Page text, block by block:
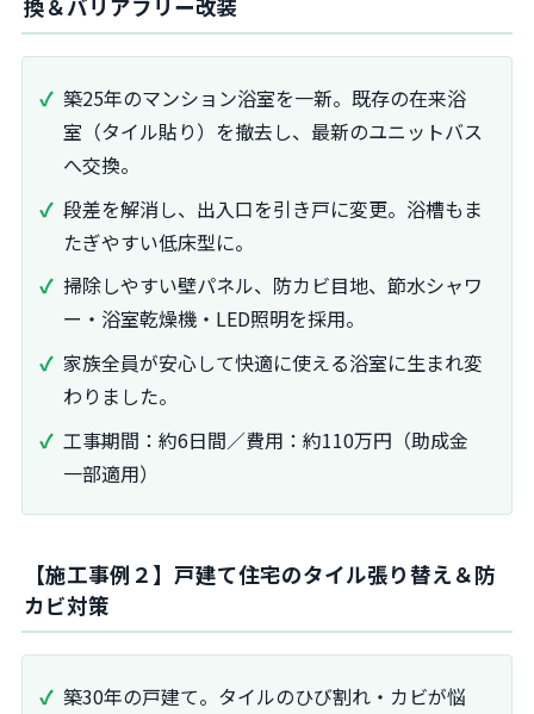
換＆バリアフリー改装
築25年のマンション浴室を一新。既存の在来浴
室（タイル貼り）を撤去し、最新のユニットバス
へ交換。
段差を解消し、出入口を引き戸に変更。浴槽もま
たぎやすい低床型に。
掃除しやすい壁パネル、防カビ目地、節水シャワ
ー・浴室乾燥機・LED照明を採用。
家族全員が安心して快適に使える浴室に生まれ変
わりました。
工事期間：約6日間／費用：約110万円（助成金
一部適用）
【施工事例２】戸建て住宅のタイル張り替え＆防
カビ対策
築30年の戸建て。タイルのひび割れ・カビが悩